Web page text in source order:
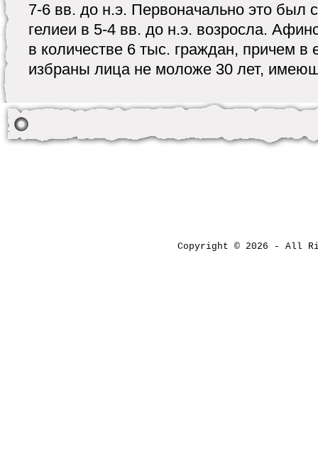
7-6 вв. до н.э. Первоначально это был
гелиеи в 5-4 вв. до н.э. возросла.
в количестве 6 тыс. граждан, причем в
избраны лица не моложе 30 лет,
Copyright © 2026 - All